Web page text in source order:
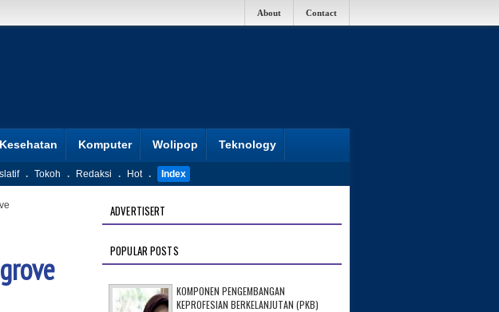
About Contact
Kesehatan Komputer Wolipop Teknology
. Tokoh . Redaksi . Hot . Index
ADVERTISERT
POPULAR POSTS
KOMPONEN PENGEMBANGAN
KEPROFESIAN BERKELANJUTAN (PKB)